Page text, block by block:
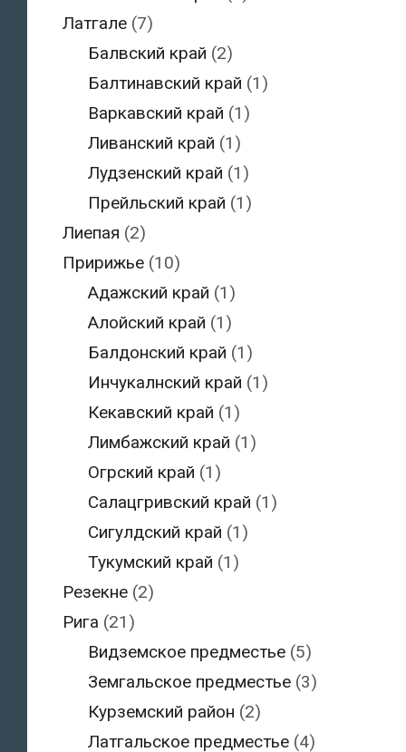
Латгале(7)
Балвский край (2)
Балтинавский край (1)
Варкавский край (1)
Ливанский край (1)
Лудзенский край (1)
Прейльский край (1)
Лиепая (2)
Пририжье(10)
Адажский край (1)
Алойский край (1)
Балдонский край (1)
Инчукалнский край (1)
Кекавский край (1)
Лимбажский край (1)
Огрский край (1)
Салацгривский край (1)
Сигулдский край (1)
Тукумский край (1)
Резекне(2)
Рига (21)
Видземское предместье (5)
Земгальское предместье (3)
Курземский район (2)
Латгальское предместье (4)